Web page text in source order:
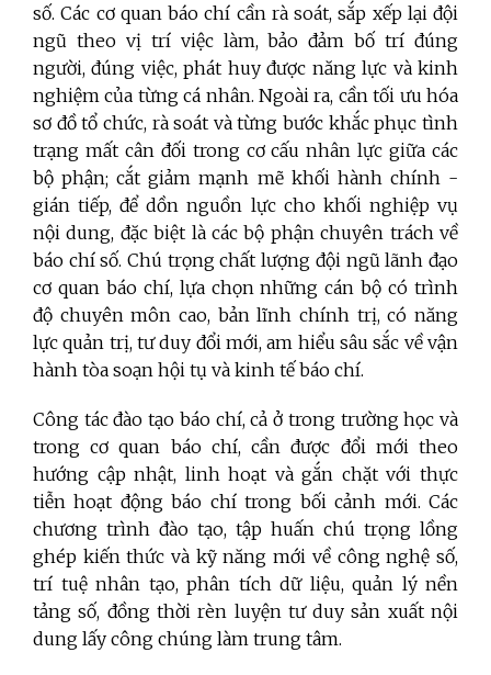
số. Các cơ quan báo chí cần rà soát, sắp xếp lại đội
ngũ theo vị trí việc làm, bảo đảm bố trí đúng
người, đúng việc, phát huy được năng lực và kinh
nghiệm của từng cá nhân. Ngoài ra, cần tối ưu hóa
sơ đồ tổ chức, rà soát và từng bước khắc phục tình
trạng mất cân đối trong cơ cấu nhân lực giữa các
bộ phận; cắt giảm mạnh mẽ khối hành chính -
gián tiếp, để dồn nguồn lực cho khối nghiệp vụ
nội dung, đặc biệt là các bộ phận chuyên trách về
báo chí số. Chú trọng chất lượng đội ngũ lãnh đạo
cơ quan báo chí, lựa chọn những cán bộ có trình
độ chuyên môn cao, bản lĩnh chính trị, có năng
lực quản trị, tư duy đổi mới, am hiểu sâu sắc về vận
hành tòa soạn hội tụ và kinh tế báo chí.
Công tác đào tạo báo chí, cả ở trong trường học và
trong cơ quan báo chí, cần được đổi mới theo
hướng cập nhật, linh hoạt và gắn chặt với thực
tiễn hoạt động báo chí trong bối cảnh mới. Các
chương trình đào tạo, tập huấn chú trọng lồng
ghép kiến thức và kỹ năng mới về công nghệ số,
trí tuệ nhân tạo, phân tích dữ liệu, quản lý nền
tảng số, đồng thời rèn luyện tư duy sản xuất nội
dung lấy công chúng làm trung tâm.